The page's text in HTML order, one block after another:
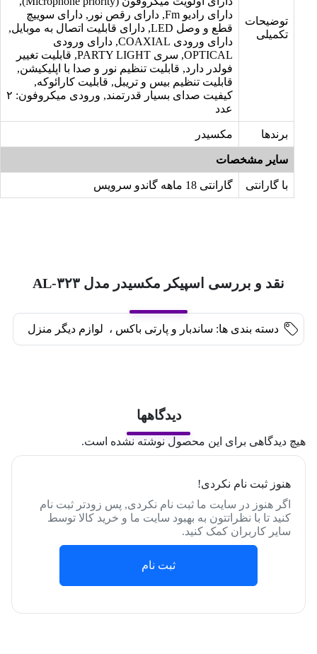
توضیحات
تکمیلی
دارای رادیو Fm, دارای رقص نور, دارای سوییچ
قطع و وصل LED, دارای قابلیت اتصال به موبایل,
دارای ورودی COAXIAL, دارای ورودی
OPTICAL, سری PARTY LIGHT, قابلیت تغییر
فولدر دارد, قابلیت تنظيم نور و صدا با اپلیکیشن,
قابلیت تنظیم بیس و تریبل, قابلیت کارائوکه,
کیفیت صدای بسیار قدرتمند, ورودی میکروفون: ۲
عدد
برندها مکسیدر
سایر مشخصات
با گارانتی گارانتی 18 ماهه گاندو سرویس
نقد و بررسی اسپیکر مکسیدر مدل AL-۳۲۳
دسته بندی ها: ساندبار و پارتی باکس ، لوازم دیگر منزل
دیدگاهها
هیچ دیدگاهی برای این محصول نوشته نشده است.
هنوز ثبت نام نکردی!
اگر هنوز در سایت ما ثبت نام نکردی, پس زودتر ثبت نام
کنید تا با نظراتتون به بهبود سایت ما و خرید کالا توسط
سایر کاربران کمک کنید.
ثبت نام